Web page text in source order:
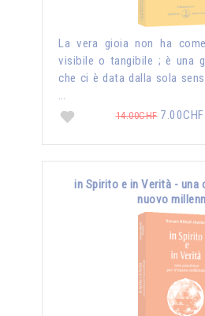
La vera gioia non ha
visibile o tangibile ; è una
che ci è data dalla sola
…
14.00CHF7.00CHF
in Spirito e in Verità - una
nuovo